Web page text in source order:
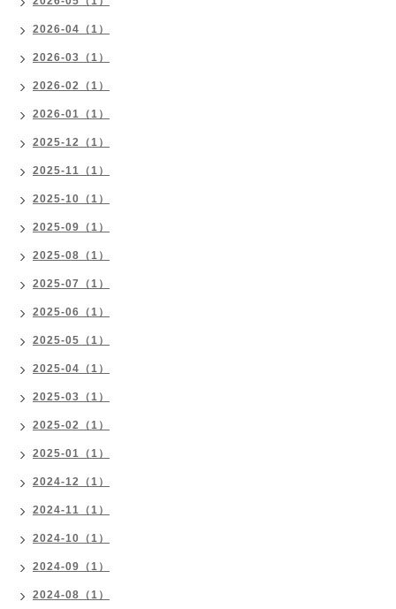
2026-04（1）
2026-03（1）
2026-02（1）
2026-01（1）
2025-12（1）
2025-11（1）
2025-10（1）
2025-09（1）
2025-08（1）
2025-07（1）
2025-06（1）
2025-05（1）
2025-04（1）
2025-03（1）
2025-02（1）
2025-01（1）
2024-12（1）
2024-11（1）
2024-10（1）
2024-09（1）
2024-08（1）